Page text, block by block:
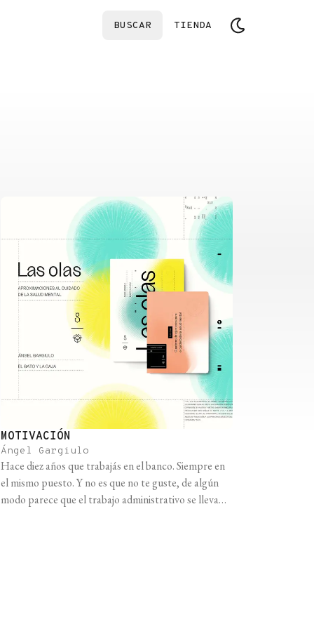
BUSCAR TIENDA
MOTIVACIÓN
Ángel Gargiulo
Hace diez años que trabajás en el banco. Siempre en
el mismo puesto. Y no es que no te guste, de algún
modo parece que el trabajo administrativo se lleva